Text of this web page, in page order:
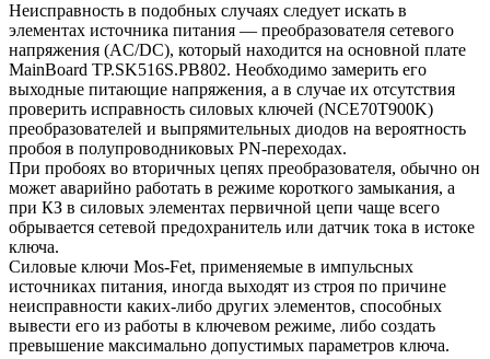
Неисправность в подобных случаях следует искать в
элементах источника питания — преобразователя сетевого
напряжения (AC/DC), который находится на основной плате
MainBoard TP.SK516S.PB802. Необходимо замерить его
выходные питающие напряжения, а в случае их отсутствия
проверить исправность силовых ключей (NCE70T900K)
преобразователей и выпрямительных диодов на вероятность
пробоя в полупроводниковых PN-переходах.
При пробоях во вторичных цепях преобразователя, обычно он
может аварийно работать в режиме короткого замыкания, а
при КЗ в силовых элементах первичной цепи чаще всего
обрывается сетевой предохранитель или датчик тока в истоке
ключа.
Силовые ключи Mos-Fet, применяемые в импульсных
источниках питания, иногда выходят из строя по причине
неисправности каких-либо других элементов, способных
вывести его из работы в ключевом режиме, либо создать
превышение максимально допустимых параметров ключа.